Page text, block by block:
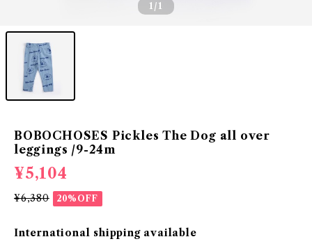
1 /1
BOBOCHOSES Pickles The Dog all over
leggings /9-24m
¥5,104
¥6,380 20%OFF
International shipping available